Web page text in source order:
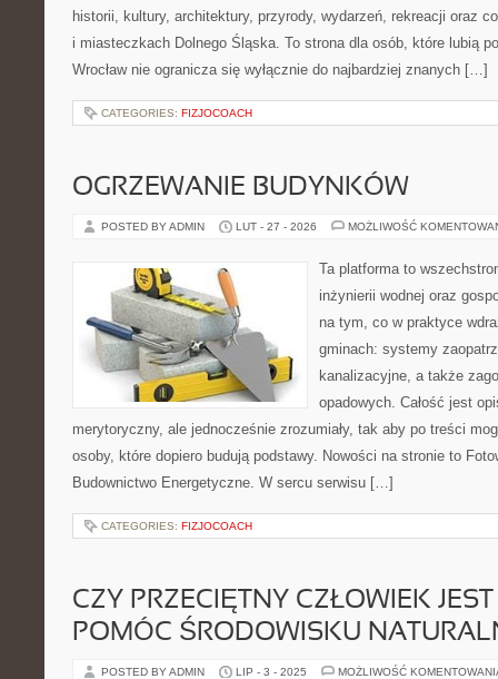
historii, kultury, architektury, przyrody, wydarzeń, rekreacji oraz
i miasteczkach Dolnego Śląska. To strona dla osób, które lubią
Wrocław nie ogranicza się wyłącznie do najbardziej znanych […]
CATEGORIES: FIZJOCOACH
OGRZEWANIE BUDYNKÓW
POSTED BY ADMIN LUT - 27 - 2026 MOŻLIWOŚĆ
Ta platforma to
inżynierii wodnej oraz
na tym, co w praktyce
gminach: systemy
kanalizacyjne, a także
opadowych. Całość jest
merytoryczny, ale jednocześnie zrozumiały, tak aby po treści
osoby, które dopiero budują podstawy. Nowości na stronie to
Budownictwo Energetyczne. W sercu serwisu […]
CATEGORIES: FIZJOCOACH
CZY PRZECIĘTNY CZŁOWIEK
POMÓC ŚRODOWISKU
POSTED BY ADMIN LIP - 3 - 2025 MOŻLIWOŚĆ